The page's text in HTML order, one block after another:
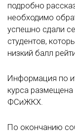
подробно
необходимо
успешно сдали
студентов,
низкий балл
Информация по
курса
ФСиЖКХ.
По окончанию